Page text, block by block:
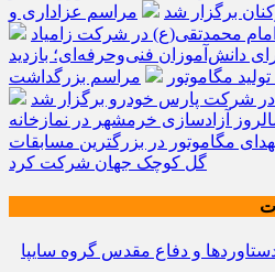
برگزار شد
مراسم عزاداری و
محمدتقی(ع) در شرکت زامیاد
دانش‌آموزان فنی‌وحرفه‌ای؛ بازدید
مگاموتور
مراسم بزرگداشت
شرکت پارس خودرو برگزار شد
آزادسازی خرمشهر در نمازخانه
مگاموتور در بزرگترین مسابقات
گل کوچک جهان شرکت کرد